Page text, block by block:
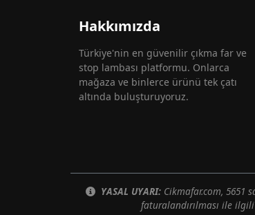
Hakkımızda
Türkiye'nin en güvenilir çıkma far ve
stop lambası platformu. Onlarca
mağaza ve binlerce ürünü tek çatı
altında buluşturuyoruz.
YASAL UYARI: Cikmafar.com, 5651
faturalandırılması ile